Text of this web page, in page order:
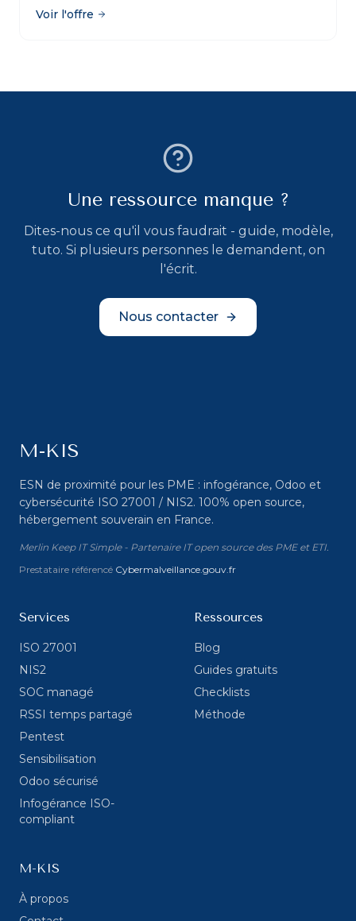
Voir l'offre
Une ressource manque ?
Dites-nous ce qu'il vous faudrait - guide, modèle,
tuto. Si plusieurs personnes le demandent, on
l'écrit.
Nous contacter
M-KIS
ESN de proximité pour les PME : infogérance, Odoo et
cybersécurité ISO 27001 / NIS2. 100% open source,
hébergement souverain en France.
Merlin Keep IT Simple - Partenaire IT open source des PME et ETI.
Prestataire référencé Cybermalveillance.gouv.fr
Services
ISO 27001
NIS2
SOC managé
RSSI temps partagé
Pentest
Sensibilisation
Odoo sécurisé
Infogérance ISO-
compliant
Ressources
Blog
Guides gratuits
Checklists
Méthode
M-KIS
À propos